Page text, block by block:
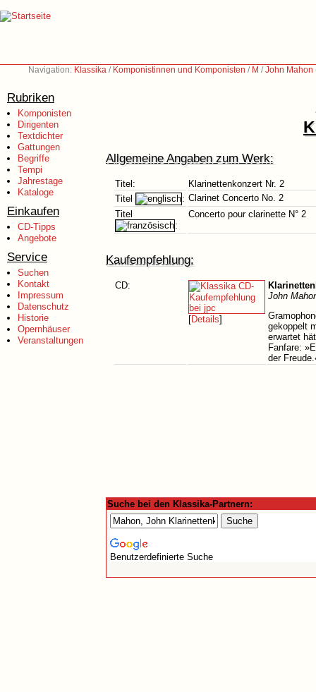
Navigation: Klassika / Komponistinnen und Komponisten / M /John Mahon
Rubriken
Komponisten
Dirigenten
Textdichter
Gattungen
Begriffe
Tempi
Jahrestage
Kataloge
Einkaufen
CD-Tipps
Angebote
Service
Suchen
Kontakt
Impressum
Datenschutz
Historie
Opernhäuser
Veranstaltungen
Allgemeine Angaben zum Werk:
Titel:
Klarinettenkonzert Nr. 2
Titel
: Clarinet Concerto No. 2
Titel
:
Concerto pour clarinette N° 2
Kaufempfehlung:
CD:
[Details]
John
gekoppelt
erwartet
Fanfare:
der
Suche bei den Klassika-Partnern:
Benutzerdefinierte Suche